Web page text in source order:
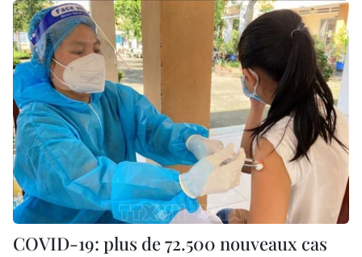
COVID-19: plus de 72.500 nouveaux cas